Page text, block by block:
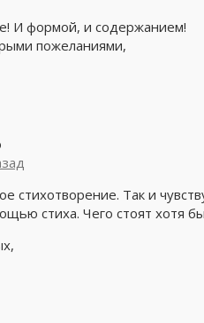
И формой, и содержанием!
пожеланиями,
стихотворение. Так и
стиха. Чего стоят хотя